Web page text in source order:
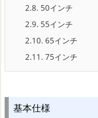
2.8. 50インチ
2.9. 55インチ
2.10. 65インチ
2.11. 75インチ
基本仕様